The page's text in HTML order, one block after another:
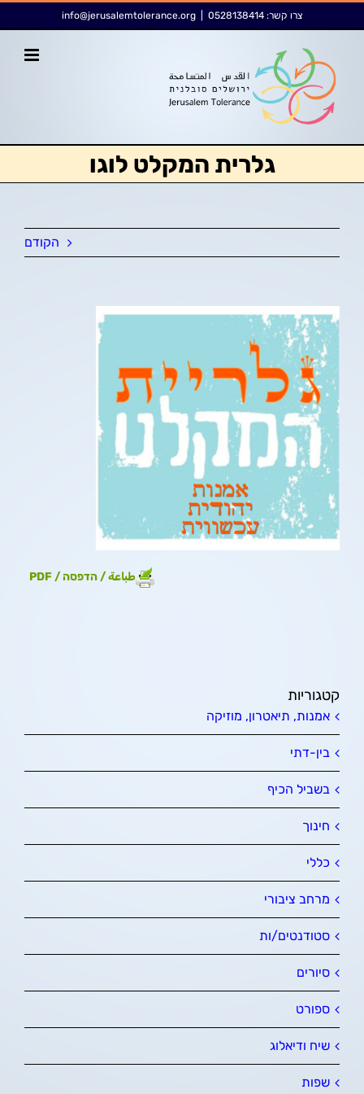
לתוכן
צרו קשר: 0528138414
info@jerusalemtolerance.org
גלרית המקלט לוגו
הקודם
طباعة / הדפסה / PDF
קטגוריות
אמנות, תיאטרון, מוזיקה
בין-דתי
בשביל הכיף
חינוך
כללי
מרחב ציבורי
סטודנטים/ות
סיורים
ספורט
שיח ודיאלוג
שפות